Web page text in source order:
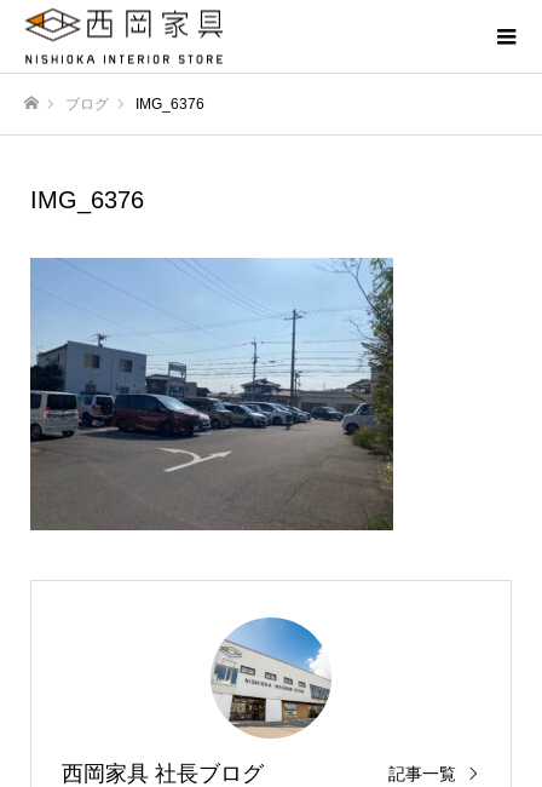
ブログ IMG_6376
IMG_6376
西岡家具 社長ブログ 記事一覧